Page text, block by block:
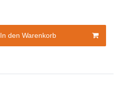
In den Warenkorb